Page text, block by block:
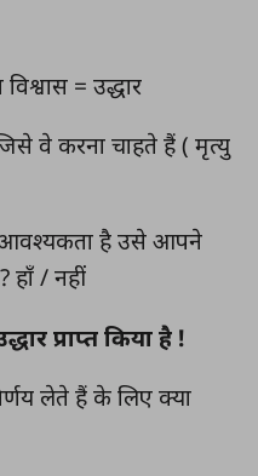
= उद्धार
वे करना चाहते हैं ( मृत्यु
आवश्यकता है उसे आपने
हाँ / नहीं
प्राप्त किया है !
लेते हैं के लिए क्या